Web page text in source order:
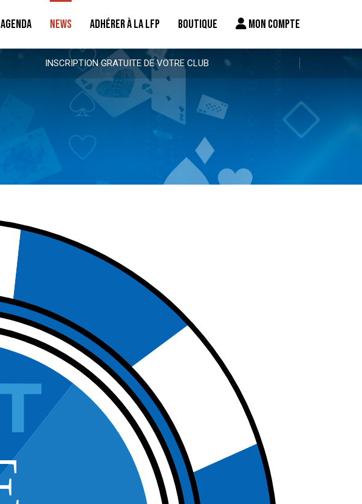
AGENDA NEWS ADHÉRER À LA LFP BOUTIQUE MON COMPTE
INSCRIPTION GRATUITE DE VOTRE CLUB